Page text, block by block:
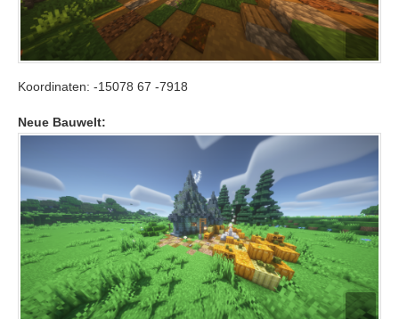
Koordinaten: -15078 67 -7918
Neue Bauwelt: